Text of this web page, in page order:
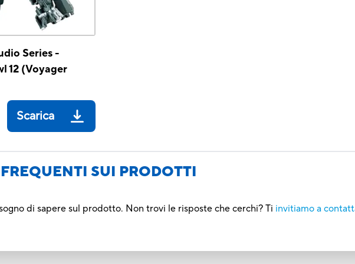
Series -
12 (Voyager
Scarica
SUI PRODOTTI
di sapere sul prodotto. Non trovi le risposte che cerchi? Ti invitiamo a